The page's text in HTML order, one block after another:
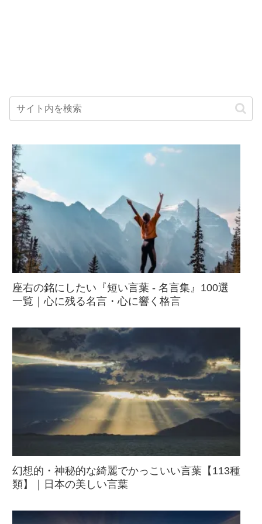
座右の銘にしたい『短い言葉 - 名言集』100選
一覧｜心に残る名言・心に響く格言
幻想的・神秘的な綺麗でかっこいい言葉【113種
類】｜日本の美しい言葉